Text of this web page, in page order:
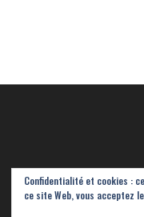
Confidentialité et cookies :
ce site Web, vous acceptez